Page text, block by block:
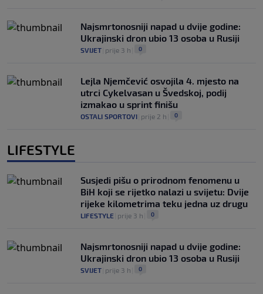
Najsmrtonosniji napad u dvije godine:
Ukrajinski dron ubio 13 osoba u Rusiji
SVIJET prije 3 h 0
Lejla Njemčević osvojila 4. mjesto na
utrci Cykelvasan u Švedskoj, podij
izmakao u sprint finišu
OSTALI SPORTOVI prije 2 h 0
LIFESTYLE
Susjedi pišu o prirodnom fenomenu u
BiH koji se rijetko nalazi u svijetu: Dvije
rijeke kilometrima teku jedna uz drugu
LIFESTYLE prije 3 h 0
Najsmrtonosniji napad u dvije godine:
Ukrajinski dron ubio 13 osoba u Rusiji
SVIJET prije 3 h 0